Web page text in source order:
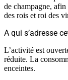
de champagne,
des rois et roi des
A qui s’adresse
L’activité est
réduite. La
enceintes.